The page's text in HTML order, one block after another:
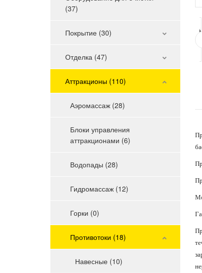
(37)
Покрытие (30)
Отделка (47)
Аттракционы (110)
Аэромассаж (28)
Блоки управления
аттракционами (6)
Водопады (28)
Гидромассаж (12)
Горки (0)
Противотоки (18)
Навесные (10)